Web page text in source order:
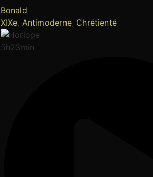
Bonald
XIXe, Antimoderne, Chrétienté
5h23min